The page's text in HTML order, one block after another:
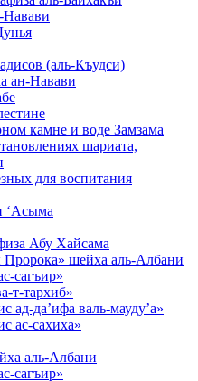
Навави
(аль-Къудси)
ан-Навави
камне и воде Замзама
шариата,
для воспитания
‘Асыма
Абу Хайсама
шейха аль-Албани
сагъир»
т-тархиб»
ад-да’ифа валь-мауду’а»
ас-сахиха»
аль-Албани
сагъир»